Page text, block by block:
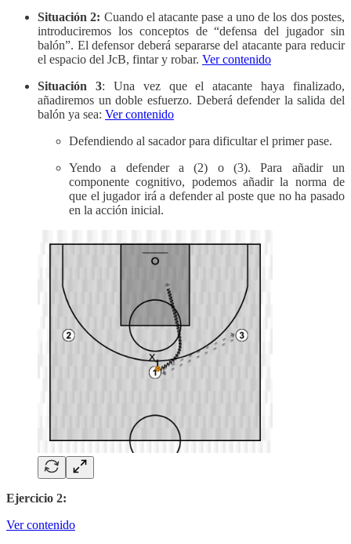
Situación 2: Cuando el atacante pase a uno de los dos postes,
introduciremos los conceptos de “defensa del jugador sin
balón”. El defensor deberá separarse del atacante para reducir
el espacio del JcB, fintar y robar. Ver contenido
Situación 3: Una vez que el atacante haya finalizado,
añadiremos un doble esfuerzo. Deberá defender la salida del
balón ya sea: Ver contenido
Defendiendo al sacador para dificultar el primer pase.
Yendo a defender a (2) o (3). Para añadir un
componente cognitivo, podemos añadir la norma de
que el jugador irá a defender al poste que no ha pasado
en la acción inicial.
Ejercicio 2:
Ver contenido